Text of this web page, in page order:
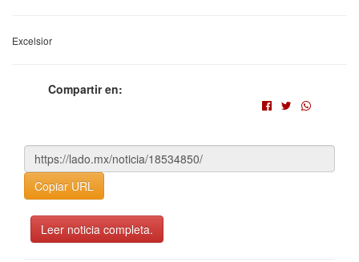
Excelsior
Compartir en:
Copiar URL
Leer noticia completa.